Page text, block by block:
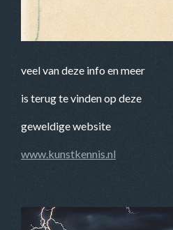
veel van deze info en meer
is terug te vinden op deze
geweldige website
www.kunstkennis.nl